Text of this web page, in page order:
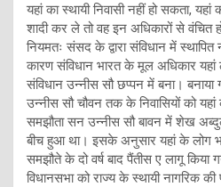
यहां का स्थायी निवासी नहीं हो सकता,
शादी कर ले तो वह इन अधिकारों से
नियमतः संसद के द्वारा संविधान में
कारण संविधान भारत के मूल अधिकार
संविधान उन्नीस सौ छप्पन में बना।
उन्नीस सौ चौवन तक के निवासियों को यहां
समझौता सन उन्नीस सौ बावन में शेख
बीच हुआ था। इसके अनुसार यहां के लोग
समझौते के दो वर्ष बाद पैंतीस ए लागू किया
विधानसभा को राज्य के स्थायी नागरिक